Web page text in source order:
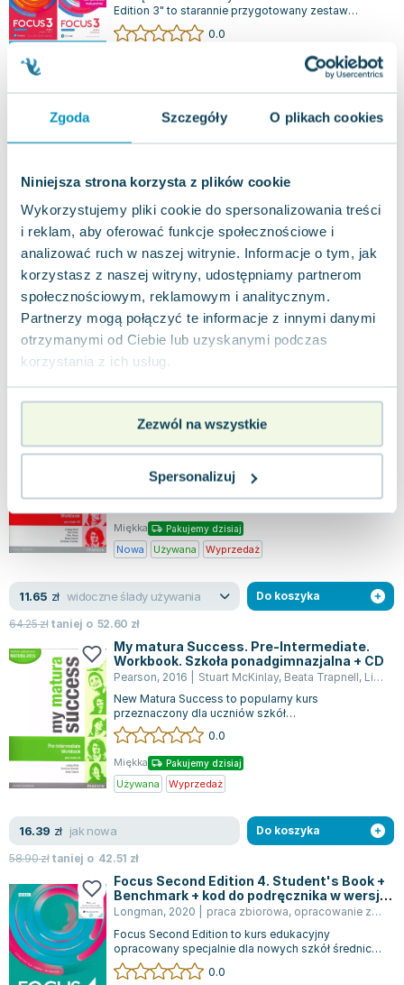
Zgoda Szczegóły O plikach cookies
Niniejsza strona korzysta z plików cookie
Wykorzystujemy pliki cookie do spersonalizowania treści
i reklam, aby oferować funkcje społecznościowe i
analizować ruch w naszej witrynie. Informacje o tym, jak
korzystasz z naszej witryny, udostępniamy partnerom
społecznościowym, reklamowym i analitycznym.
Partnerzy mogą połączyć te informacje z innymi danymi
otrzymanymi od Ciebie lub uzyskanymi podczas
korzystania z ich usług.
Zezwól na wszystkie
Spersonalizuj
Edition 3" to starannie przygotowany zestaw
materiałów do nauki języka angielskiego,...
0.0
264.30zł nowa Do koszyka
My matura Success. Upper Intermediate.
Workbook + CD
Pearson ,2015| praca zbiorowa,Beata Trapnell,opracowanie zbiorowe
Matura Success to popularny kurs przeznaczony
zdobył uznanie dzięki przemyślanemu dobo...
Miękka Pakujemy dzisiaj
Nowa Używana Wyprzedaż
11.48zł jak nowa
62.90złtaniej o51.42zł
Workbook + CD
Pearson,2014| Lindsay White,Jane Comyns Carr,
dostosowane do matury 2015 oferuje
0.0
Miękka Pakujemy dzisiaj
Nowa Używana Wyprzedaż
11.65 zł widoczne ślady używania
64.25złtaniej o 52.60 zł
Do koszyka
My matura Success. Pre-Intermediate.
Workbook. Szkoła ponadgimnazjalna + CD
Pearson, 2016 Stuart McKinlay, Beata Trapnell, Lindsay White
New Matura Success to popularny kurs
przeznaczony dla uczniów szkół
ponadgimnazjalnych. Zawiera inspirujące teksty,
fotografie i f...
0.0
Miękka Pakujemy dzisiaj
Używana Wyprzedaż
16.39 zł jak nowa
58.90złtaniej o 42.51 zł
Do koszyka
Focus Second Edition 4. Student's Book +
Benchmark + kod do podręcznika w wersji
cyfrowej i zasobów cyfrowych
Longman, 2020 praca zbiorowa, opracowanie zbiorowe
Focus Second Edition to kurs edukacyjny
opracowany specjalnie dla nowych szkół średnich.
Stanowi on rozwinięcie wcześniejszej seri...
0.0